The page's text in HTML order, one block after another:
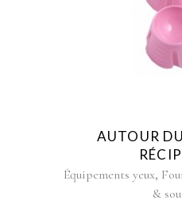
AUTOUR
Équipements yeux,
&